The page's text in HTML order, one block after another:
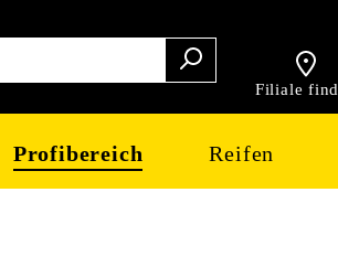
Filiale
Profibereich Reifen